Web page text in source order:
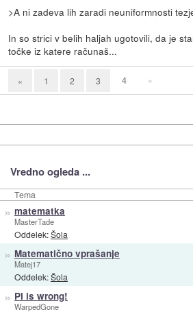
>A ni zadeva lih zaradi neuniformnosti
In so strici v belih haljah ugotovili, da je
točke iz katere računaš...
« 1 2 3 4 »
Vredno ogleda ...
Tema
» matematka
MasterTade
Oddelek:Šola
» Matematično vprašanje
Matej17
Oddelek:Šola
» PI is wrong!
WarpedGone